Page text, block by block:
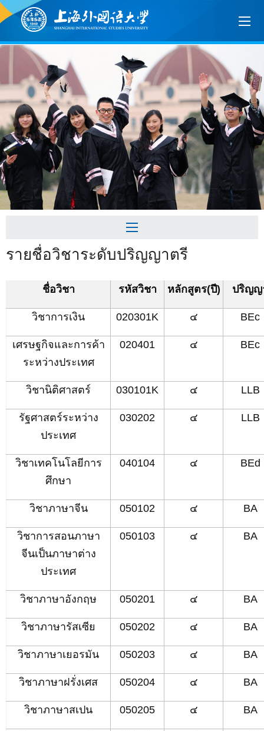
รายชื่อวิชาระดับปริญญาตรี
ชื่อวิชา รหัสวิชา หลักสูตร(ปี) ปริญญ
วิชาการเงิน 020301K ๔ BEc
เศรษฐกิจและการค้า
ระหว่างประเทศ
020401 ๔ BEc
วิชานิติศาสตร์ 030101K ๔ LLB
รัฐศาสตร์ระหว่าง
ประเทศ
030202 ๔ LLB
วิชาเทคโนโลยีการ
ศึกษา
040104 ๔ BEd
วิชาภาษาจีน 050102 ๔ BA
วิชาการสอนภาษา
จีนเป็นภาษาต่าง
ประเทศ
050103 ๔ BA
วิชาภาษาอังกฤษ 050201 ๔ BA
วิชาภาษารัสเซีย 050202 ๔ BA
วิชาภาษาเยอรมัน 050203 ๔ BA
วิชาภาษาฝรั่งเศส 050204 ๔ BA
วิชาภาษาสเปน 050205 ๔ BA